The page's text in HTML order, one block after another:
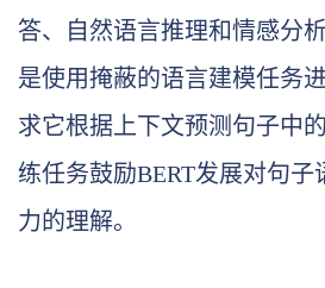
答、自然语言推理和情感分
是使用掩蔽的语言建模任务
求它根据上下文预测句子中
练任务鼓励BERT发展对句子
力的理解。